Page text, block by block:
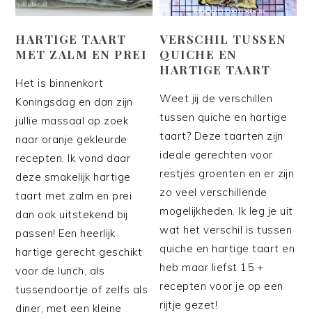
HARTIGE TAART
MET ZALM EN PREI
Het is binnenkort
Koningsdag en dan zijn
jullie massaal op zoek
naar oranje gekleurde
recepten. Ik vond daar
deze smakelijk hartige
taart met zalm en prei
dan ook uitstekend bij
passen! Een heerlijk
hartige gerecht geschikt
voor de lunch, als
tussendoortje of zelfs als
diner, met een kleine
VERSCHIL TUSSEN
QUICHE EN
HARTIGE TAART
Weet jij de verschillen
tussen quiche en hartige
taart? Deze taarten zijn
ideale gerechten voor
restjes groenten en er zijn
zo veel verschillende
mogelijkheden. Ik leg je uit
wat het verschil is tussen
quiche en hartige taart en
heb maar liefst 15 +
recepten voor je op een
rijtje gezet!